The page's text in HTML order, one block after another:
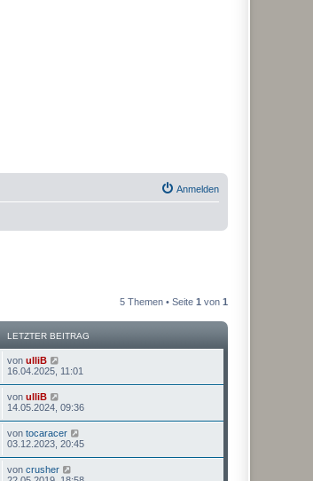
Anmelden
5 Themen • Seite 1 von 1
LETZTER BEITRAG
von ulliB
16.04.2025, 11:01
von ulliB
14.05.2024, 09:36
von tocaracer
03.12.2023, 20:45
von crusher